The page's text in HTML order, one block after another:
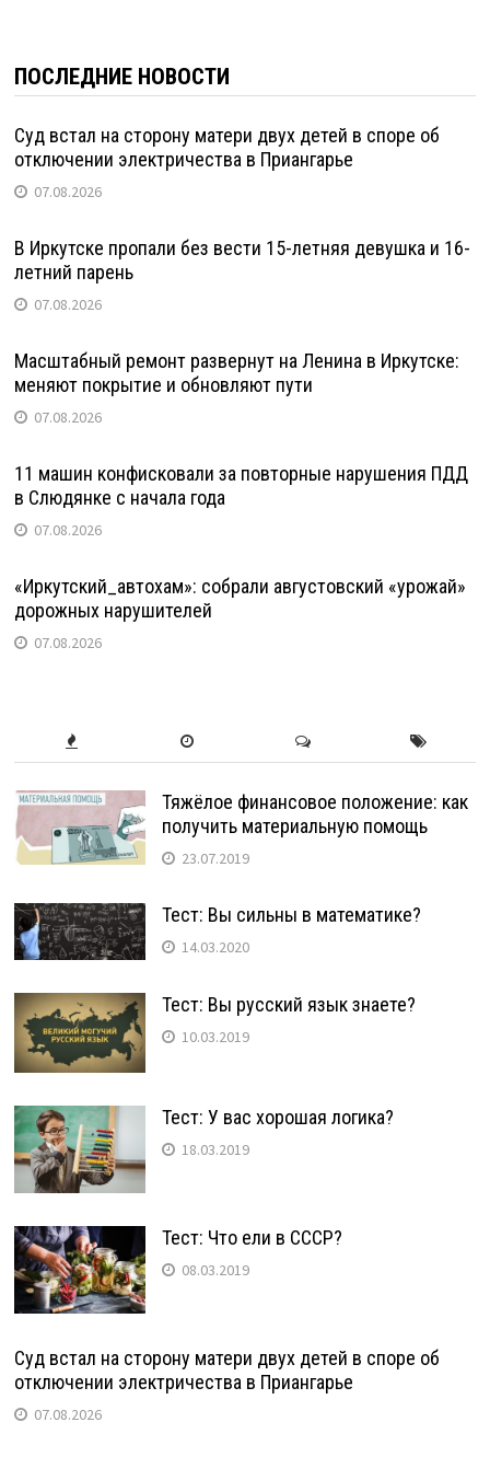
ПОСЛЕДНИЕ НОВОСТИ
Суд встал на сторону матери двух детей в споре об
отключении электричества в Приангарье
07.08.2026
В Иркутске пропали без вести 15-летняя девушка и 16-
летний парень
07.08.2026
Масштабный ремонт развернут на Ленина в Иркутске:
меняют покрытие и обновляют пути
07.08.2026
11 машин конфисковали за повторные нарушения ПДД
в Слюдянке с начала года
07.08.2026
«Иркутский_автохам»: собрали августовский «урожай»
дорожных нарушителей
07.08.2026
Тяжёлое финансовое положение: как
получить материальную помощь
23.07.2019
Тест: Вы сильны в математике?
14.03.2020
Тест: Вы русский язык знаете?
10.03.2019
Тест: У вас хорошая логика?
18.03.2019
Тест: Что ели в СССР?
08.03.2019
Суд встал на сторону матери двух детей в споре об
отключении электричества в Приангарье
07.08.2026